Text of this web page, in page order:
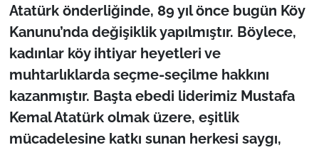
Atatürk önderliğinde, 89 yıl önce bugün Köy
Kanunu’nda değişiklik yapılmıştır. Böylece,
kadınlar köy ihtiyar heyetleri ve
muhtarlıklarda seçme-seçilme hakkını
kazanmıştır. Başta ebedi liderimiz Mustafa
Kemal Atatürk olmak üzere, eşitlik
mücadelesine katkı sunan herkesi saygı,
Politika
Flaş Haber
Dış Haberler